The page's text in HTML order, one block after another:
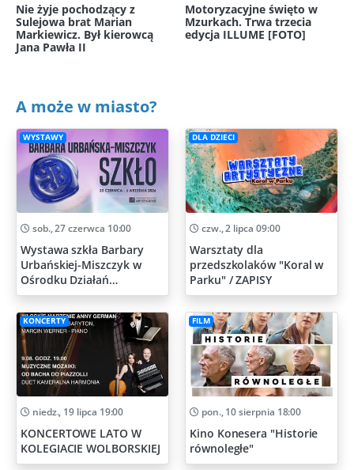
Nie żyje pochodzący z
Sulejowa brat Marian
Markiewicz. Był kierowcą
Jana Pawła II
Motoryzacyjne święto w
Mzurkach. Trwa trzecia
edycja ILLUME [FOTO]
A może w miasto?
WYSTAWY
sob., 27 czerwca 10:00
Wystawa szkła Barbary
Urbańskiej-Miszczyk w
Ośrodku Działań
Artystycznych
DLA DZIECI
czw., 2 lipca 09:00
Warsztaty dla
przedszkolaków "Koral w
Parku" / ZAPISY
KONCERTY
niedz., 19 lipca 19:00
KONCERTOWE LATO W
KOLEGIACIE WOLBORSKIEJ
FILM
pon., 10 sierpnia 18:00
Kino Konesera "Historie
równoległe"